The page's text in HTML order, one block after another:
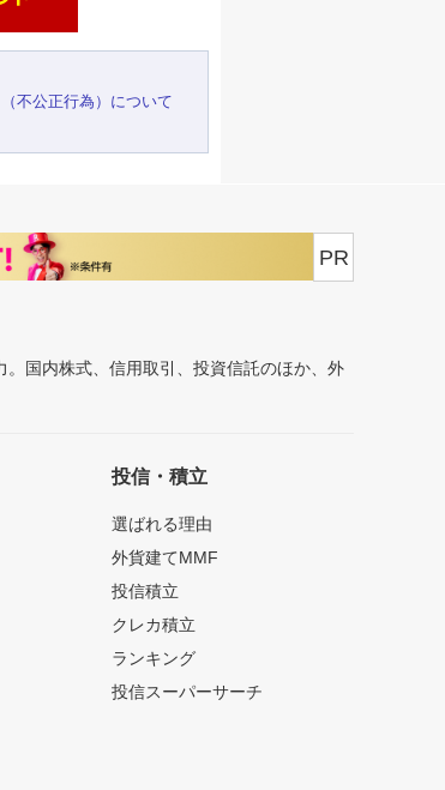
不公正行為）について
PR
国内株式、信用取引、投資信託のほか、外
投信・積立
選ばれる理由
外貨建てMMF
投信積立
クレカ積立
ランキング
投信スーパーサーチ